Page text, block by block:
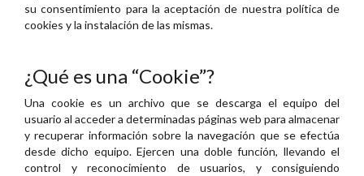
su consentimiento para la aceptación de nuestra política de
cookies y la instalación de las mismas.
¿Qué es una “Cookie”?
Una cookie es un archivo que se descarga el equipo del
usuario al acceder a determinadas páginas web para almacenar
y recuperar información sobre la navegación que se efectúa
desde dicho equipo. Ejercen una doble función, llevando el
control y reconocimiento de usuarios, y consiguiendo